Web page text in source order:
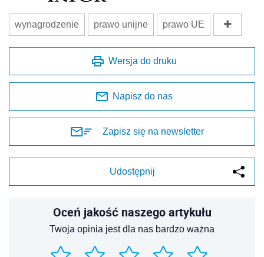
wynagrodzenie prawo unijne prawo UE
Wersja do druku
Napisz do nas
Zapisz się na newsletter
Udostępnij
Oceń jakość naszego artykułu
Twoja opinia jest dla nas bardzo ważna